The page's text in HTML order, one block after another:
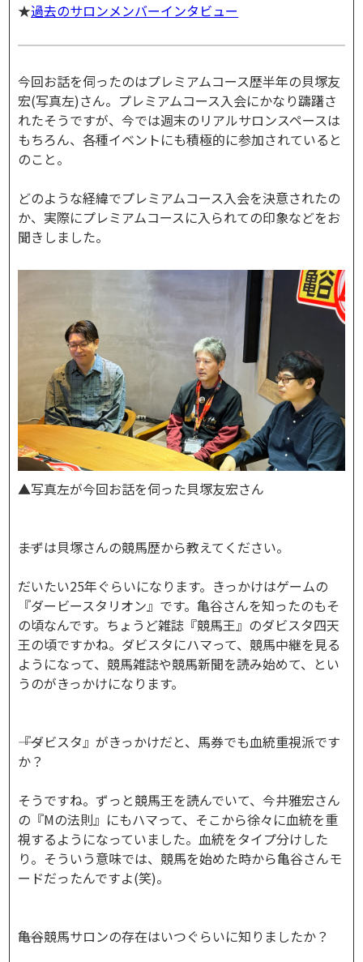
★過去のサロンメンバーインタビュー
今回お話を伺ったのはプレミアムコース歴半年の貝塚友
宏(写真左)さん。プレミアムコース入会にかなり躊躇さ
れたそうですが、今では週末のリアルサロンスペースは
もちろん、各種イベントにも積極的に参加されていると
のこと。
どのような経緯でプレミアムコース入会を決意されたの
か、実際にプレミアムコースに入られての印象などをお
聞きしました。
▲写真左が今回お話を伺った貝塚友宏さん​
――まずは貝塚さんの競馬歴から教えてください。
だいたい25年ぐらいになります。きっかけはゲームの
『ダービースタリオン』です。亀谷さんを知ったのもそ
の頃なんです。ちょうど雑誌『競馬王』のダビスタ四天
王の頃ですかね。ダビスタにハマって、競馬中継を見る
ようになって、競馬雑誌や競馬新聞を読み始めて、とい
うのがきっかけになります。
――『ダビスタ』がきっかけだと、馬券でも血統重視派です
か？
そうですね。ずっと競馬王を読んでいて、今井雅宏さん
の『Mの法則』にもハマって、そこから徐々に血統を重
視するようになっていました。血統をタイプ分けした
り。そういう意味では、競馬を始めた時から亀谷さんモ
ードだったんですよ(笑)。
――亀谷競馬サロンの存在はいつぐらいに知りましたか？